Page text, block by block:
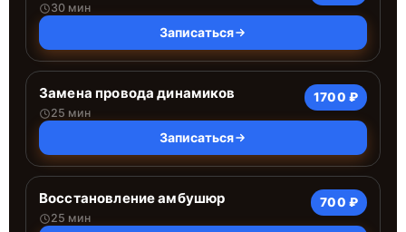
30 мин
Записаться
Замена провода динамиков
25 мин
1700 ₽
Записаться
Восстановление амбушюр
25 мин
700 ₽